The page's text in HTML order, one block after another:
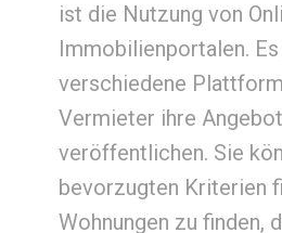
ist die Nutzung von
Immobilienportalen.
verschiedene
Vermieter ihre
veröffentlichen. Sie
bevorzugten Kriterien
Wohnungen zu finden,